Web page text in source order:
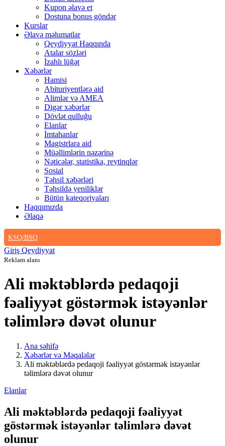
Kupon əlavə et
Dostuna bonus göndər
Kurslar
Əlavə məlumatlar
Qeydiyyat Haqqında
Atalar sözləri
İzahlı lüğət
Xəbərlər
Hamisi
Abituriyentlərə aid
Alimlər və AMEA
Digər xəbərlər
Dövlət qulluğu
Elanlar
İmtahanlar
Magistrlara aid
Müəllimlərin nəzərinə
Nəticələr, statistika, reytinqlər
Sosial
Təhsil xəbərləri
Təhsildə yeniliklər
Bütün kateqoriyaları
Haqqımızda
Əlaqə
KSQ/BSQ
Giriş Qeydiyyat
Reklam alanı
Ali məktəblərdə pedaqoji
fəaliyyət göstərmək istəyənlər
təlimlərə dəvət olunur
Ana səhifə
Xəbərlər və Məqalələr
Ali məktəblərdə pedaqoji fəaliyyət göstərmək istəyənlər
təlimlərə dəvət olunur
Elanlar
Ali məktəblərdə pedaqoji fəaliyyət
göstərmək istəyənlər təlimlərə dəvət
olunur